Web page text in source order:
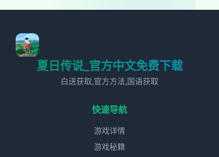
夏日传说_官方中文免费下载
白送获取,官方方法,国语获取
快速导航
游戏详情
游戏秘籍